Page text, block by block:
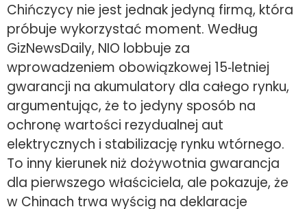
Chińczycy nie jest jednak jedyną firmą, która
próbuje wykorzystać moment. Według
GizNewsDaily, NIO lobbuje za
wprowadzeniem obowiązkowej 15‑letniej
gwarancji na akumulatory dla całego rynku,
argumentując, że to jedyny sposób na
ochronę wartości rezydualnej aut
elektrycznych i stabilizację rynku wtórnego.
To inny kierunek niż dożywotnia gwarancja
dla pierwszego właściciela, ale pokazuje, że
w Chinach trwa wyścig na deklaracje